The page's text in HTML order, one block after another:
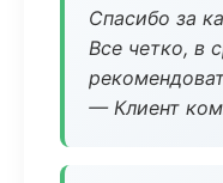
Спасибо за
Все четко, в
— Клиент